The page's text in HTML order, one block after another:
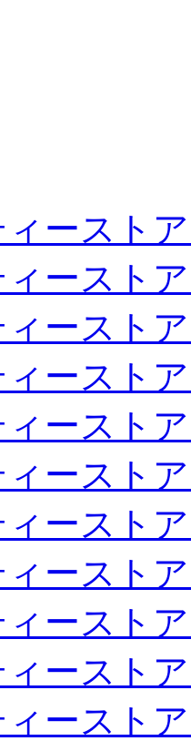
ースト
ースト
ースト
ースト
ースト
ースト
ースト
ースト
ースト
ースト
ースト